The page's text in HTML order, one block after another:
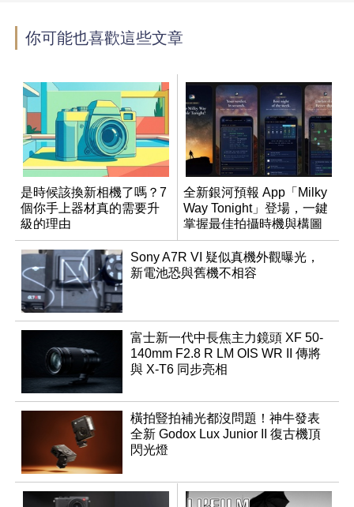
你可能也喜歡這些文章
是時候該換新相機了嗎？7
個你手上器材真的需要升
級的理由
全新銀河預報 App「Milky
Way Tonight」登場，一鍵
掌握最佳拍攝時機與構圖
Sony A7R VI 疑似真機外觀曝光，
新電池恐與舊機不相容
富士新一代中長焦主力鏡頭 XF 50-
140mm F2.8 R LM OIS WR II 傳將
與 X-T6 同步亮相
橫拍豎拍補光都沒問題！神牛發表
全新 Godox Lux Junior II 復古機頂
閃光燈